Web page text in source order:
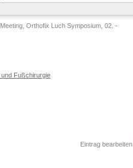
Orthofix Luch Symposium, 02. -
und Fußchirurgie
Eintrag bearbeiten